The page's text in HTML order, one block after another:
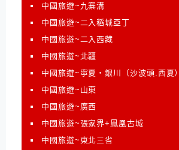
中國旅遊~九寨溝
中國旅遊~二入稻城亞丁
中國旅遊~二入西藏
中國旅遊~北疆
中國旅遊~寧夏‧銀川（沙波頭.西夏）
中國旅遊~山東
中國旅遊~廣西
中國旅遊~張家界+鳳凰古城
中國旅遊~東北三省